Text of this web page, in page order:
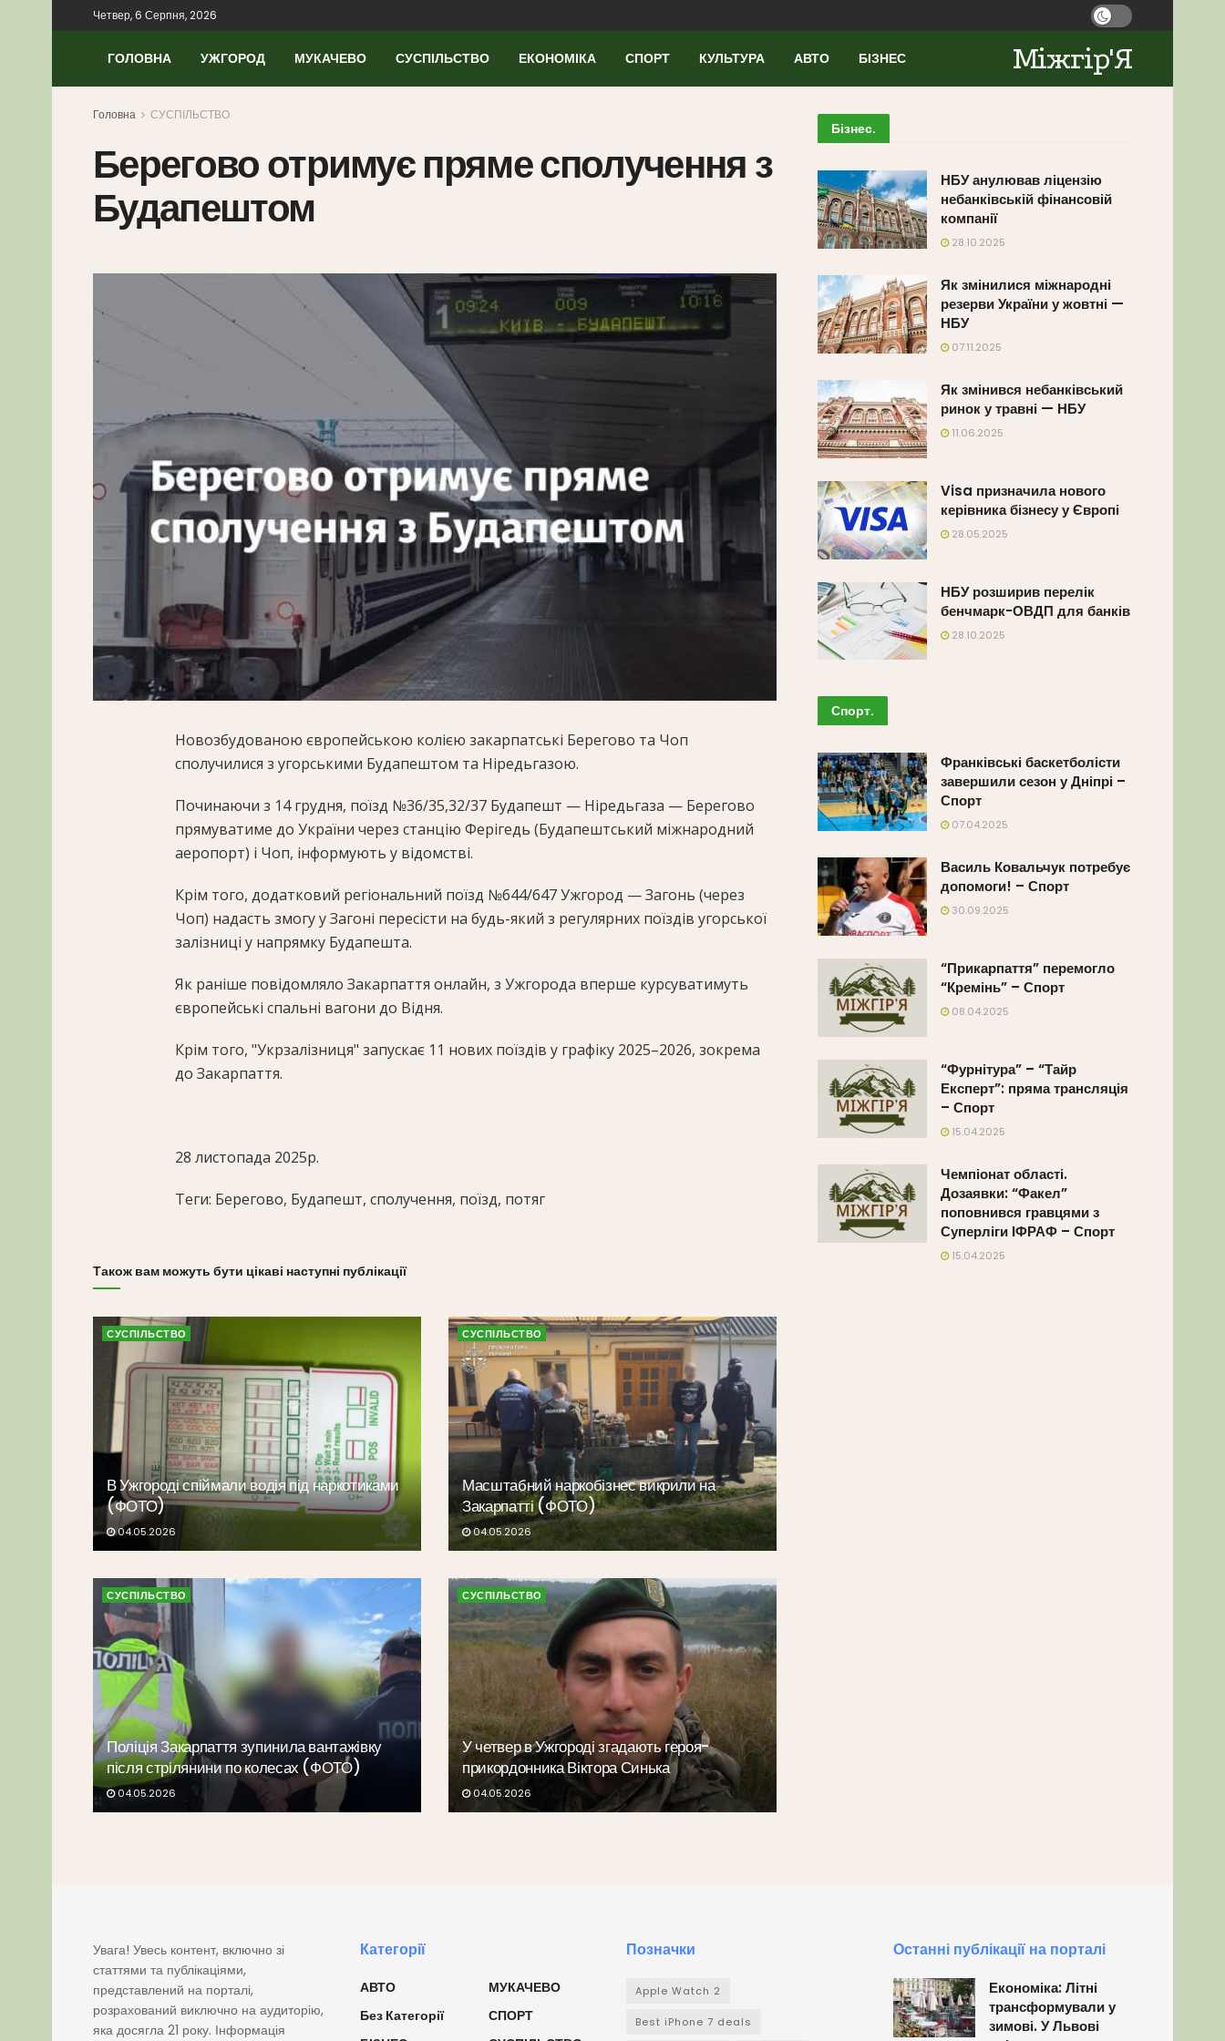
Четвер, 6 Серпня, 2026
ГОЛОВНА УЖГОРОД МУКАЧЕВО СУСПІЛЬСТВО ЕКОНОМІКА СПОРТ КУЛЬТУРА АВТО БІЗНЕС Міжгір'Я
Головна СУСПІЛЬСТВО
Берегово отримує пряме сполучення з
Будапештом
Новозбудованою європейською колією закарпатські Берегово та Чоп
сполучилися з угорськими Будапештом та Ніредьгазою.
Починаючи з 14 грудня, поїзд №36/35,32/37 Будапешт — Ніредьгаза — Берегово
прямуватиме до України через станцію Ферігедь (Будапештський міжнародний
аеропорт) і Чоп, інформують у відомстві.
Крім того, додатковий регіональний поїзд №644/647 Ужгород — Загонь (через
Чоп) надасть змогу у Загоні пересісти на будь-який з регулярних поїздів угорської
залізниці у напрямку Будапешта.
Як раніше повідомляло Закарпаття онлайн, з Ужгорода вперше курсуватимуть
європейські спальні вагони до Відня.
Крім того, "Укрзалізниця" запускає 11 нових поїздів у графіку 2025–2026, зокрема
до Закарпаття.
28 листопада 2025р.
Теги: Берегово, Будапешт, сполучення, поїзд, потяг
Також вам можуть бути цікаві наступні публікації
СУСПІЛЬСТВО
В Ужгороді спіймали водія під наркотиками
(ФОТО)
04.05.2026
СУСПІЛЬСТВО
Масштабний наркобізнес викрили на
Закарпатті (ФОТО)
04.05.2026
СУСПІЛЬСТВО
Поліція Закарпаття зупинила вантажівку
після стрілянини по колесах (ФОТО)
04.05.2026
СУСПІЛЬСТВО
У четвер в Ужгороді згадають героя-
прикордонника Віктора Синька
04.05.2026
Бізнес.
НБУ анулював ліцензію
небанківській фінансовій
компанії
28.10.2025
Як змінилися міжнародні
резерви України у жовтні —
НБУ
07.11.2025
Як змінився небанківський
ринок у травні — НБУ
11.06.2025
Visa призначила нового
керівника бізнесу у Європі
28.05.2025
НБУ розширив перелік
бенчмарк-ОВДП для банків
28.10.2025
Спорт.
Франківські баскетболісти
завершили сезон у Дніпрі –
Спорт
07.04.2025
Василь Ковальчук потребує
допомоги! – Спорт
30.09.2025
“Прикарпаття” перемогло
“Кремінь” – Спорт
08.04.2025
“Фурнітура” – “Тайр
Експерт”: пряма трансляція
– Спорт
15.04.2025
Чемпіонат області.
Дозаявки: “Факел”
поповнився гравцями з
Суперліги ІФРАФ – Спорт
15.04.2025
Увага! Увесь контент, включно зі
статтями та публікаціями,
представлений на порталі,
розрахований виключно на аудиторію,
яка досягла 21 року. Інформація
Категорії
АВТО
Без Категорії
МУКАЧЕВО
СПОРТ
Позначки
Apple Watch 2
Best iPhone 7 deals
Останні публікації на порталі
Економіка: Літні
трансформували у
зимові. У Львові